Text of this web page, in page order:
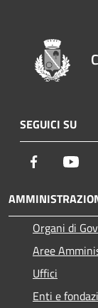
SEGUICI SU
Facebook
Organi di
Aree
Uffici
Enti e